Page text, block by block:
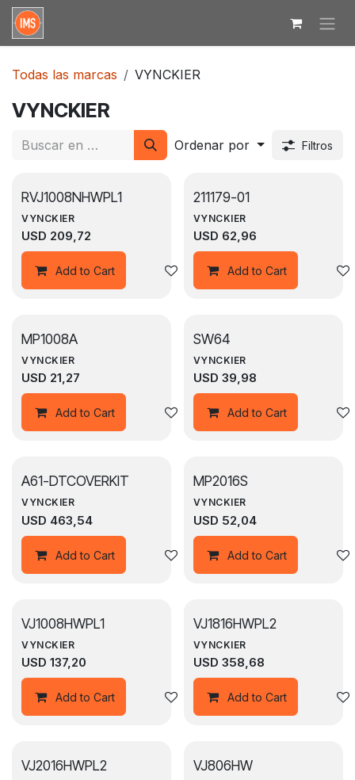
Ir al contenido
Todas las marcas VYNCKIER
VYNCKIER
Ordenar por Filtros
RVJ1008NHWPL1
VYNCKIER
USD 209,72
Add to Cart Agregar a la lista de deseos
211179-01
VYNCKIER
USD 62,96
Add to Cart
MP1008A
VYNCKIER
USD 21,27
Add to Cart Agregar a la lista de deseos
SW64
VYNCKIER
USD 39,98
Add to Cart
A61-DTCOVERKIT
VYNCKIER
USD 463,54
Add to Cart Agregar a la lista de deseos
MP2016S
VYNCKIER
USD 52,04
Add to Cart
VJ1008HWPL1
VYNCKIER
USD 137,20
Add to Cart Agregar a la lista de deseos
VJ1816HWPL2
VYNCKIER
USD 358,68
Add to Cart
VJ2016HWPL2 VJ806HW